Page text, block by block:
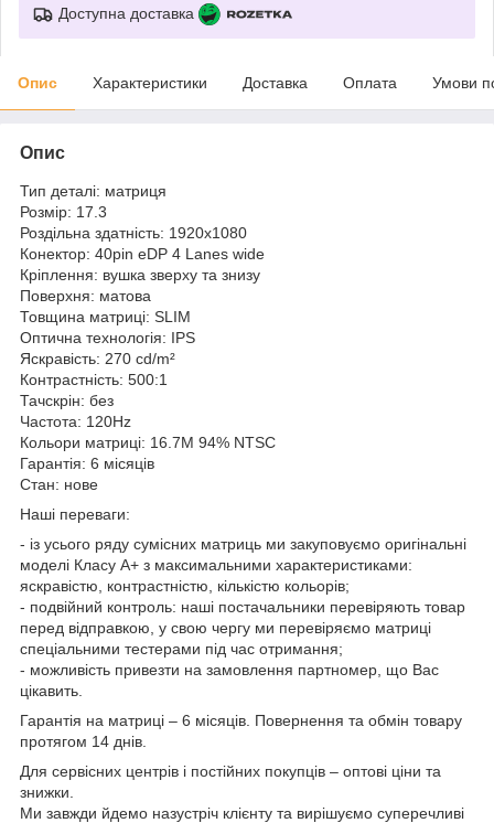
Доступна доставка
Опис Характеристики Доставка Оплата Умови
Опис
Тип деталі: матриця
Розмір: 17.3
Роздільна здатність: 1920x1080
Конектор: 40pin eDP 4 Lanes wide
Кріплення: вушка зверху та знизу
Поверхня: матова
Товщина матриці: SLIM
Оптична технологія: IPS
Яскравість: 270 cd/m²
Контрастність: 500:1
Тачскрін: без
Частота: 120Hz
Кольори матриці: 16.7M 94% NTSC
Гарантія: 6 місяців
Стан: нове
Наші переваги:
- із усього ряду сумісних матриць ми закуповуємо оригінальні
моделі Класу А+ з максимальними характеристиками:
яскравістю, контрастністю, кількістю кольорів;
- подвійний контроль: наші постачальники перевіряють товар
перед відправкою, у свою чергу ми перевіряємо матриці
спеціальними тестерами під час отримання;
- можливість привезти на замовлення партномер, що Вас
цікавить.
Гарантія на матриці – 6 місяців. Повернення та обмін товару
протягом 14 днів.
Для сервісних центрів і постійних покупців – оптові ціни та
знижки.
Ми завжди йдемо назустріч клієнту та вирішуємо суперечливі